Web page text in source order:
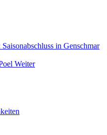
in Genschmar
Weiter